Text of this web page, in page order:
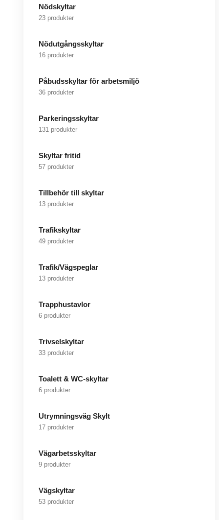
Nödskyltar
23 produkter
Nödutgångsskyltar
16 produkter
Påbudsskyltar för arbetsmiljö
36 produkter
Parkeringsskyltar
131 produkter
Skyltar fritid
57 produkter
Tillbehör till skyltar
13 produkter
Trafikskyltar
49 produkter
Trafik/Vägspeglar
13 produkter
Trapphustavlor
6 produkter
Trivselskyltar
33 produkter
Toalett & WC-skyltar
6 produkter
Utrymningsväg Skylt
17 produkter
Vägarbetsskyltar
9 produkter
Vägskyltar
53 produkter